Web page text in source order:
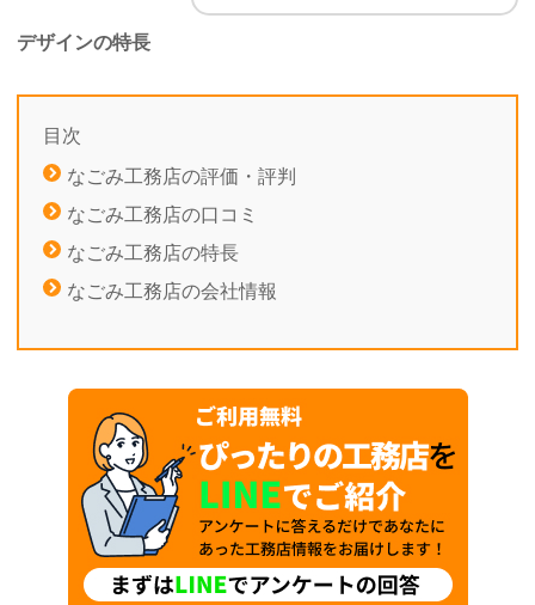
デザインの特長
目次
なごみ工務店の評価・評判
なごみ工務店の口コミ
なごみ工務店の特長
なごみ工務店の会社情報